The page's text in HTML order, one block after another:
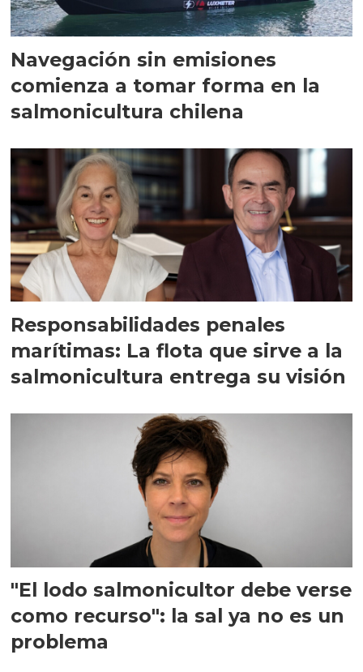
Navegación sin emisiones
comienza a tomar forma en la
salmonicultura chilena
Responsabilidades penales
marítimas: La flota que sirve a la
salmonicultura entrega su visión
"El lodo salmonicultor debe verse
como recurso": la sal ya no es un
problema